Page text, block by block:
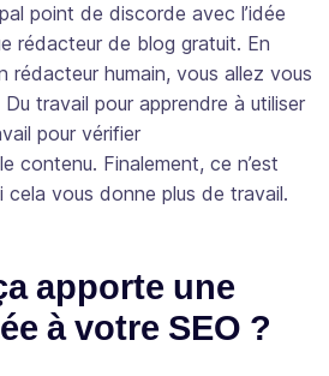
point de discorde avec l’idée
rédacteur de blog gratuit. En
rédacteur humain, vous allez vous
travail pour apprendre à utiliser
pour vérifier
contenu. Finalement, ce n’est
cela vous donne plus de travail.
apporte une
à votre SEO ?